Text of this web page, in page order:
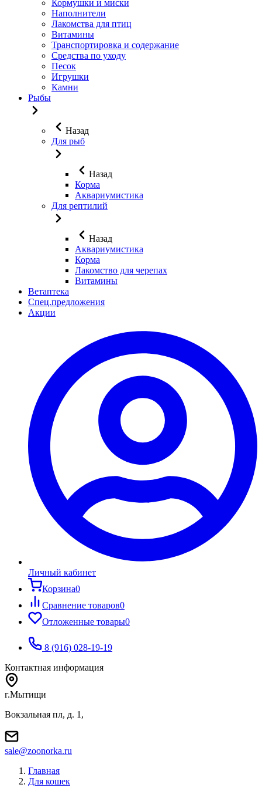
Кормушки и миски
Наполнители
Лакомства для птиц
Витамины
Транспортировка и содержание
Средства по уходу
Песок
Игрушки
Камни
Рыбы
Назад
Для рыб
Назад
Корма
Аквариумистика
Для рептилий
Назад
Аквариумистика
Корма
Лакомство для черепах
Витамины
Ветаптека
Спец.предложения
Акции
Личный кабинет
Корзина0
Сравнение товаров0
Отложенные товары0
8 (916) 028-19-19
Контактная информация
г.Мытищи
Вокзальная пл, д. 1,
sale@zoonorka.ru
Главная
Для кошек